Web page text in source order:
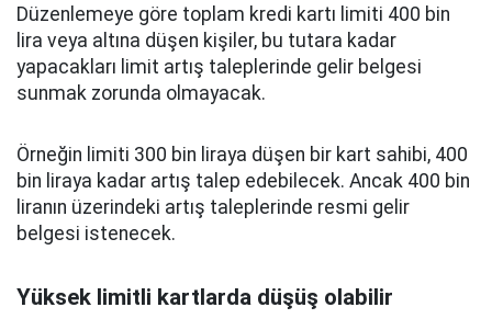
Düzenlemeye göre toplam kredi kartı limiti 400 bin
lira veya altına düşen kişiler, bu tutara kadar
yapacakları limit artış taleplerinde gelir belgesi
sunmak zorunda olmayacak.
Örneğin limiti 300 bin liraya düşen bir kart sahibi, 400
bin liraya kadar artış talep edebilecek. Ancak 400 bin
liranın üzerindeki artış taleplerinde resmi gelir
belgesi istenecek.
Yüksek limitli kartlarda düşüş olabilir